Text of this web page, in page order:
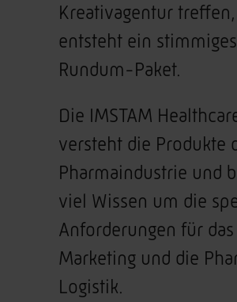
Kreativagentur
entsteht ein stimmiges
Rundum-Paket.
Die IMSTAM
versteht die Produkte
Pharmaindustrie und
viel Wissen um die
Anforderungen für das
Marketing und die
Logistik.